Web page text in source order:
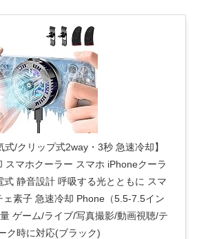
式/クリップ式2way・3秒 急速冷却】
スマホクーラー スマホ iPhoneクーラ
式 静音設計 呼吸する光とともに スマ
ェ素子 急速冷却 Phone（5.5-7.5イン
ゲーム/ライブ/写真撮影/動画視聴/テ
ク時に対応(ブラック)